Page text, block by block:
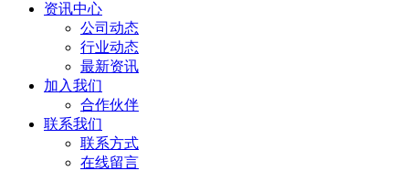
资讯中心
公司动态
行业动态
最新资讯
加入我们
合作伙伴
联系我们
联系方式
在线留言